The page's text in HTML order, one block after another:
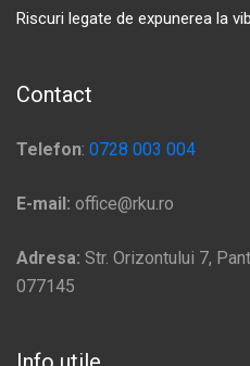
Riscuri legate de expunerea la
Contact
Telefon: 0728 003 004
E-mail: office@rku.ro
Adresa: Str. Orizontului 7,
077145